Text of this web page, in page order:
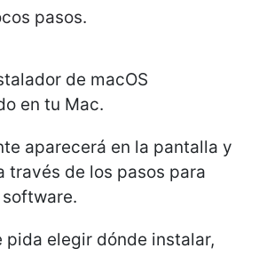
pasos.
de macOS
en tu Mac.
aparecerá en la pantalla y
través de los pasos para
pida elegir dónde instalar,